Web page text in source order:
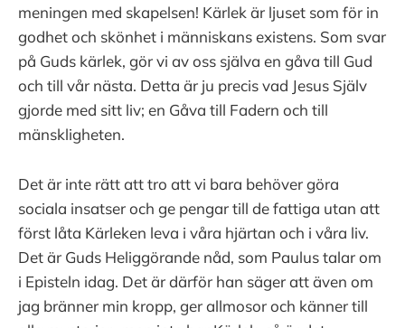
meningen med skapelsen! Kärlek är ljuset som för in
godhet och skönhet i människans existens. Som svar
på Guds kärlek, gör vi av oss själva en gåva till Gud
och till vår nästa. Detta är ju precis vad Jesus Själv
gjorde med sitt liv; en Gåva till Fadern och till
mänskligheten.
Det är inte rätt att tro att vi bara behöver göra
sociala insatser och ge pengar till de fattiga utan att
först låta Kärleken leva i våra hjärtan och i våra liv.
Det är Guds Heliggörande nåd, som Paulus talar om
i Episteln idag. Det är därför han säger att även om
jag bränner min kropp, ger allmosor och känner till